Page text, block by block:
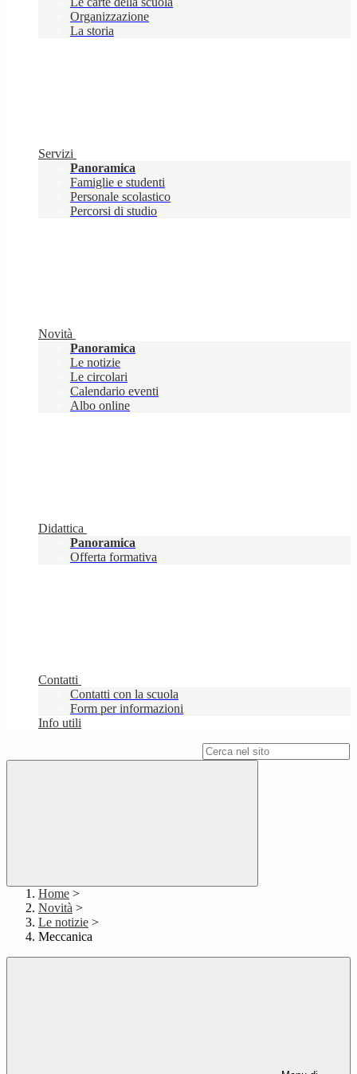
Organizzazione
La storia
Servizi
Panoramica
Famiglie e studenti
Personale scolastico
Percorsi di studio
Novità
Panoramica
Le notizie
Le circolari
Calendario eventi
Albo online
Didattica
Panoramica
Offerta formativa
Contatti
Contatti con la scuola
Form per informazioni
Info utili
Home >
Novità >
Le notizie >
Meccanica